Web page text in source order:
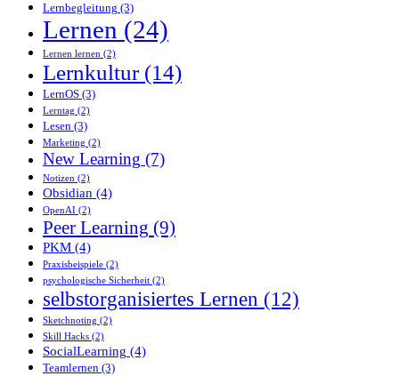
Lernbegleitung (3)
Lernen (24)
Lernen lernen (2)
Lernkultur(14)
LernOS (3)
Lerntag (2)
Lesen (3)
Marketing (2)
New Learning (7)
Notizen (2)
Obsidian (4)
OpenAI (2)
Peer Learning (9)
PKM (4)
Praxisbeispiele (2)
psychologische Sicherheit (2)
selbstorganisiertes Lernen (12)
Sketchnoting (2)
Skill Hacks (2)
SocialLearning (4)
Teamlernen (3)